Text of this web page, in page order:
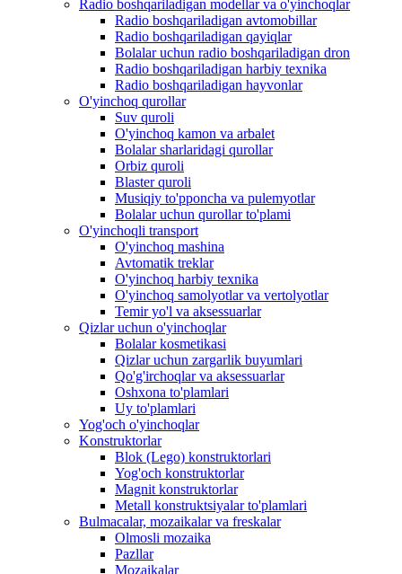
Radio boshqariladigan modellar va o'yinchoqlar
Radio boshqariladigan avtomobillar
Radio boshqariladigan qayiqlar
Bolalar uchun radio boshqariladigan dron
Radio boshqariladigan harbiy texnika
Radio boshqariladigan hayvonlar
O'yinchoq qurollar
Suv quroli
O'yinchoq kamon va arbalet
Bolalar sharlaridagi qurollar
Orbiz quroli
Blaster quroli
Musiqiy to'pponcha va pulemyotlar
Bolalar uchun qurollar to'plami
O'yinchoqli transport
O'yinchoq mashina
Avtomatik treklar
O'yinchoq harbiy texnika
O'yinchoq samolyotlar va vertolyotlar
Temir yo'l va aksessuarlar
Qizlar uchun o'yinchoqlar
Bolalar kosmetikasi
Qizlar uchun zargarlik buyumlari
Qo'g'irchoqlar va aksessuarlar
Oshxona to'plamlari
Uy to'plamlari
Yog'och o'yinchoqlar
Konstruktorlar
Blok (Lego) konstruktorlari
Yog'och konstruktorlar
Magnit konstruktorlar
Metall konstruktsiyalar to'plamlari
Bulmacalar, mozaikalar va freskalar
Olmosli mozaika
Pazllar
Mozaikalar